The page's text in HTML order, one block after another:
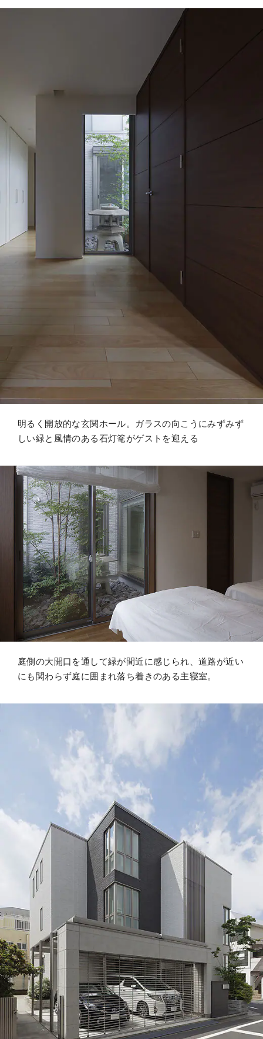
明るく開放的な玄関ホール。ガラスの向こうにみずみず
しい緑と風情のある石灯篭がゲストを迎える
庭側の大開口を通して緑が間近に感じられ、道路が近い
にも関わらず庭に囲まれ落ち着きのある主寝室。